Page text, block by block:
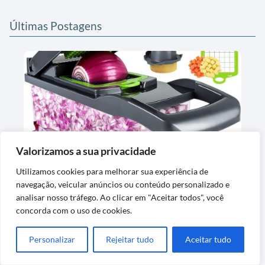
Valorizamos a sua privacidade
Utilizamos cookies para melhorar sua experiência de
navegação, veicular anúncios ou conteúdo personalizado e
analisar nosso tráfego. Ao clicar em "Aceitar todos", você
concorda com o uso de cookies.
Personalizar Rejeitar tudo Aceitar tudo
Últimas Postagens
Cortador e Fatiador para Alimentos em Aço
Inox Premium